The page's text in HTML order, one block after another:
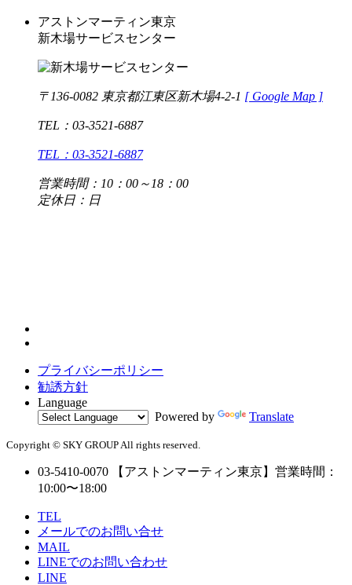
アストンマーティン東京
新木場サービスセンター
〒136-0082 東京都江東区新木場4-2-1 [ Google Map ]
TEL：03-3521-6887
TEL：03-3521-6887
営業時間：10：00～18：00
定休日：日
プライバシーポリシー
勧誘方針
Language
Powered by
Translate
Copyright © SKY GROUP All rights reserved.
03-5410-0070
【アストンマーティン東京】営業時間：
10:00〜18:00
TEL
メールでのお問い合せ
MAIL
LINEでのお問い合わせ
LINE